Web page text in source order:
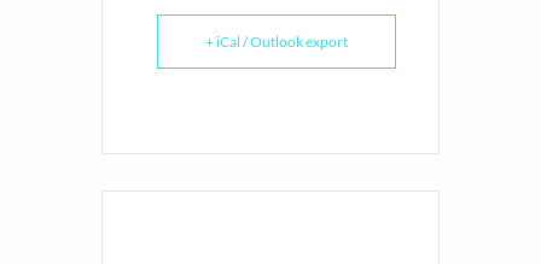
+ iCal / Outlook export